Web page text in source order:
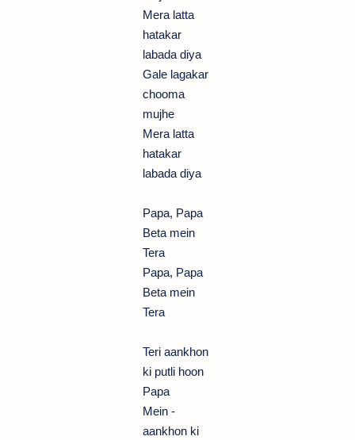
Mera latta
hatakar
labada diya
Gale lagakar
chooma
mujhe
Mera latta
hatakar
labada diya
Papa, Papa
Beta mein
Tera
Papa, Papa
Beta mein
Tera
Teri aankhon
ki putli hoon
Papa
Mein -
aankhon ki